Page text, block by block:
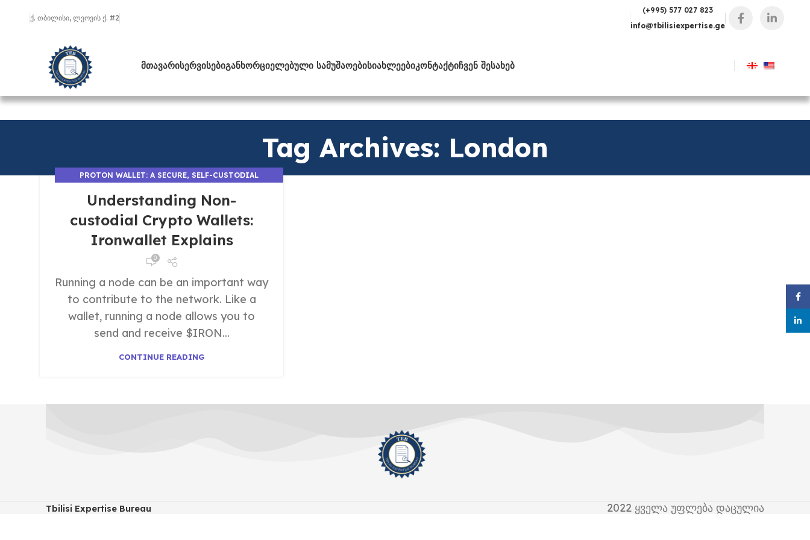
ქ. თბილისი, ლვოვის ქ. #2
(+995) 577 027 823
info@tbilisiexpertise.ge
ᲛᲗᲐᲕᲐᲠᲘᲡᲔᲠᲕᲘᲡᲔᲑᲘᲒᲐᲜᲮᲝᲠᲪᲘᲔᲚᲔᲑᲣᲚᲘ ᲡᲐᲛᲣᲨᲐᲝᲔᲑᲘᲡᲘᲐᲮᲚᲔᲔᲑᲘᲙᲝᲜᲢᲐᲥᲢᲘᲩᲕᲔᲜ ᲨᲔᲡᲐᲮᲔᲑ
Tag Archives: London
PROTON WALLET: A SECURE, SELF-CUSTODIAL
Understanding Non-
custodial Crypto Wallets:
Ironwallet Explains
0
Running a node can be an important way
to contribute to the network. Like a
wallet, running a node allows you to
send and receive $IRON...
CONTINUE READING
Tbilisi Expertise Bureau 2022 ყველა უფლება დაცულია